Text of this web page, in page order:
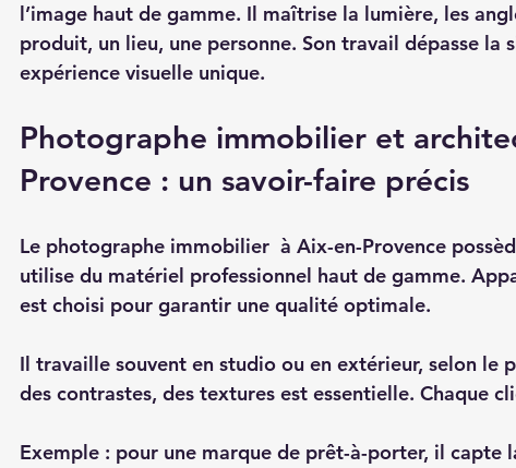
l’image haut de gamme. Il maîtrise la lumière, les
produit, un lieu, une personne. Son travail dépasse la
expérience visuelle unique.
Photographe immobilier et
Provence : un savoir-faire précis
Le photographe immobilier  à Aix-en-Provence
utilise du matériel professionnel haut de gamme.
est choisi pour garantir une qualité optimale.
Il travaille souvent en studio ou en extérieur, selon le
des contrastes, des textures est essentielle. Chaque
Exemple : pour une marque de prêt-à-porter, il capte